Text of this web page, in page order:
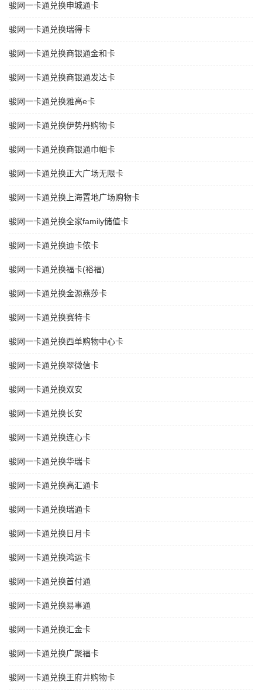
骏网一卡通兑换申城通卡
骏网一卡通兑换瑞得卡
骏网一卡通兑换商银通金和卡
骏网一卡通兑换商银通发达卡
骏网一卡通兑换雅高e卡
骏网一卡通兑换伊势丹购物卡
骏网一卡通兑换商银通巾帼卡
骏网一卡通兑换正大广场无限卡
骏网一卡通兑换上海置地广场购物卡
骏网一卡通兑换全家family储值卡
骏网一卡通兑换迪卡侬卡
骏网一卡通兑换福卡(裕福)
骏网一卡通兑换金源燕莎卡
骏网一卡通兑换赛特卡
骏网一卡通兑换西单购物中心卡
骏网一卡通兑换翠微信卡
骏网一卡通兑换双安
骏网一卡通兑换长安
骏网一卡通兑换连心卡
骏网一卡通兑换华瑞卡
骏网一卡通兑换高汇通卡
骏网一卡通兑换瑞通卡
骏网一卡通兑换日月卡
骏网一卡通兑换鸿运卡
骏网一卡通兑换首付通
骏网一卡通兑换易事通
骏网一卡通兑换汇金卡
骏网一卡通兑换广聚福卡
骏网一卡通兑换王府井购物卡